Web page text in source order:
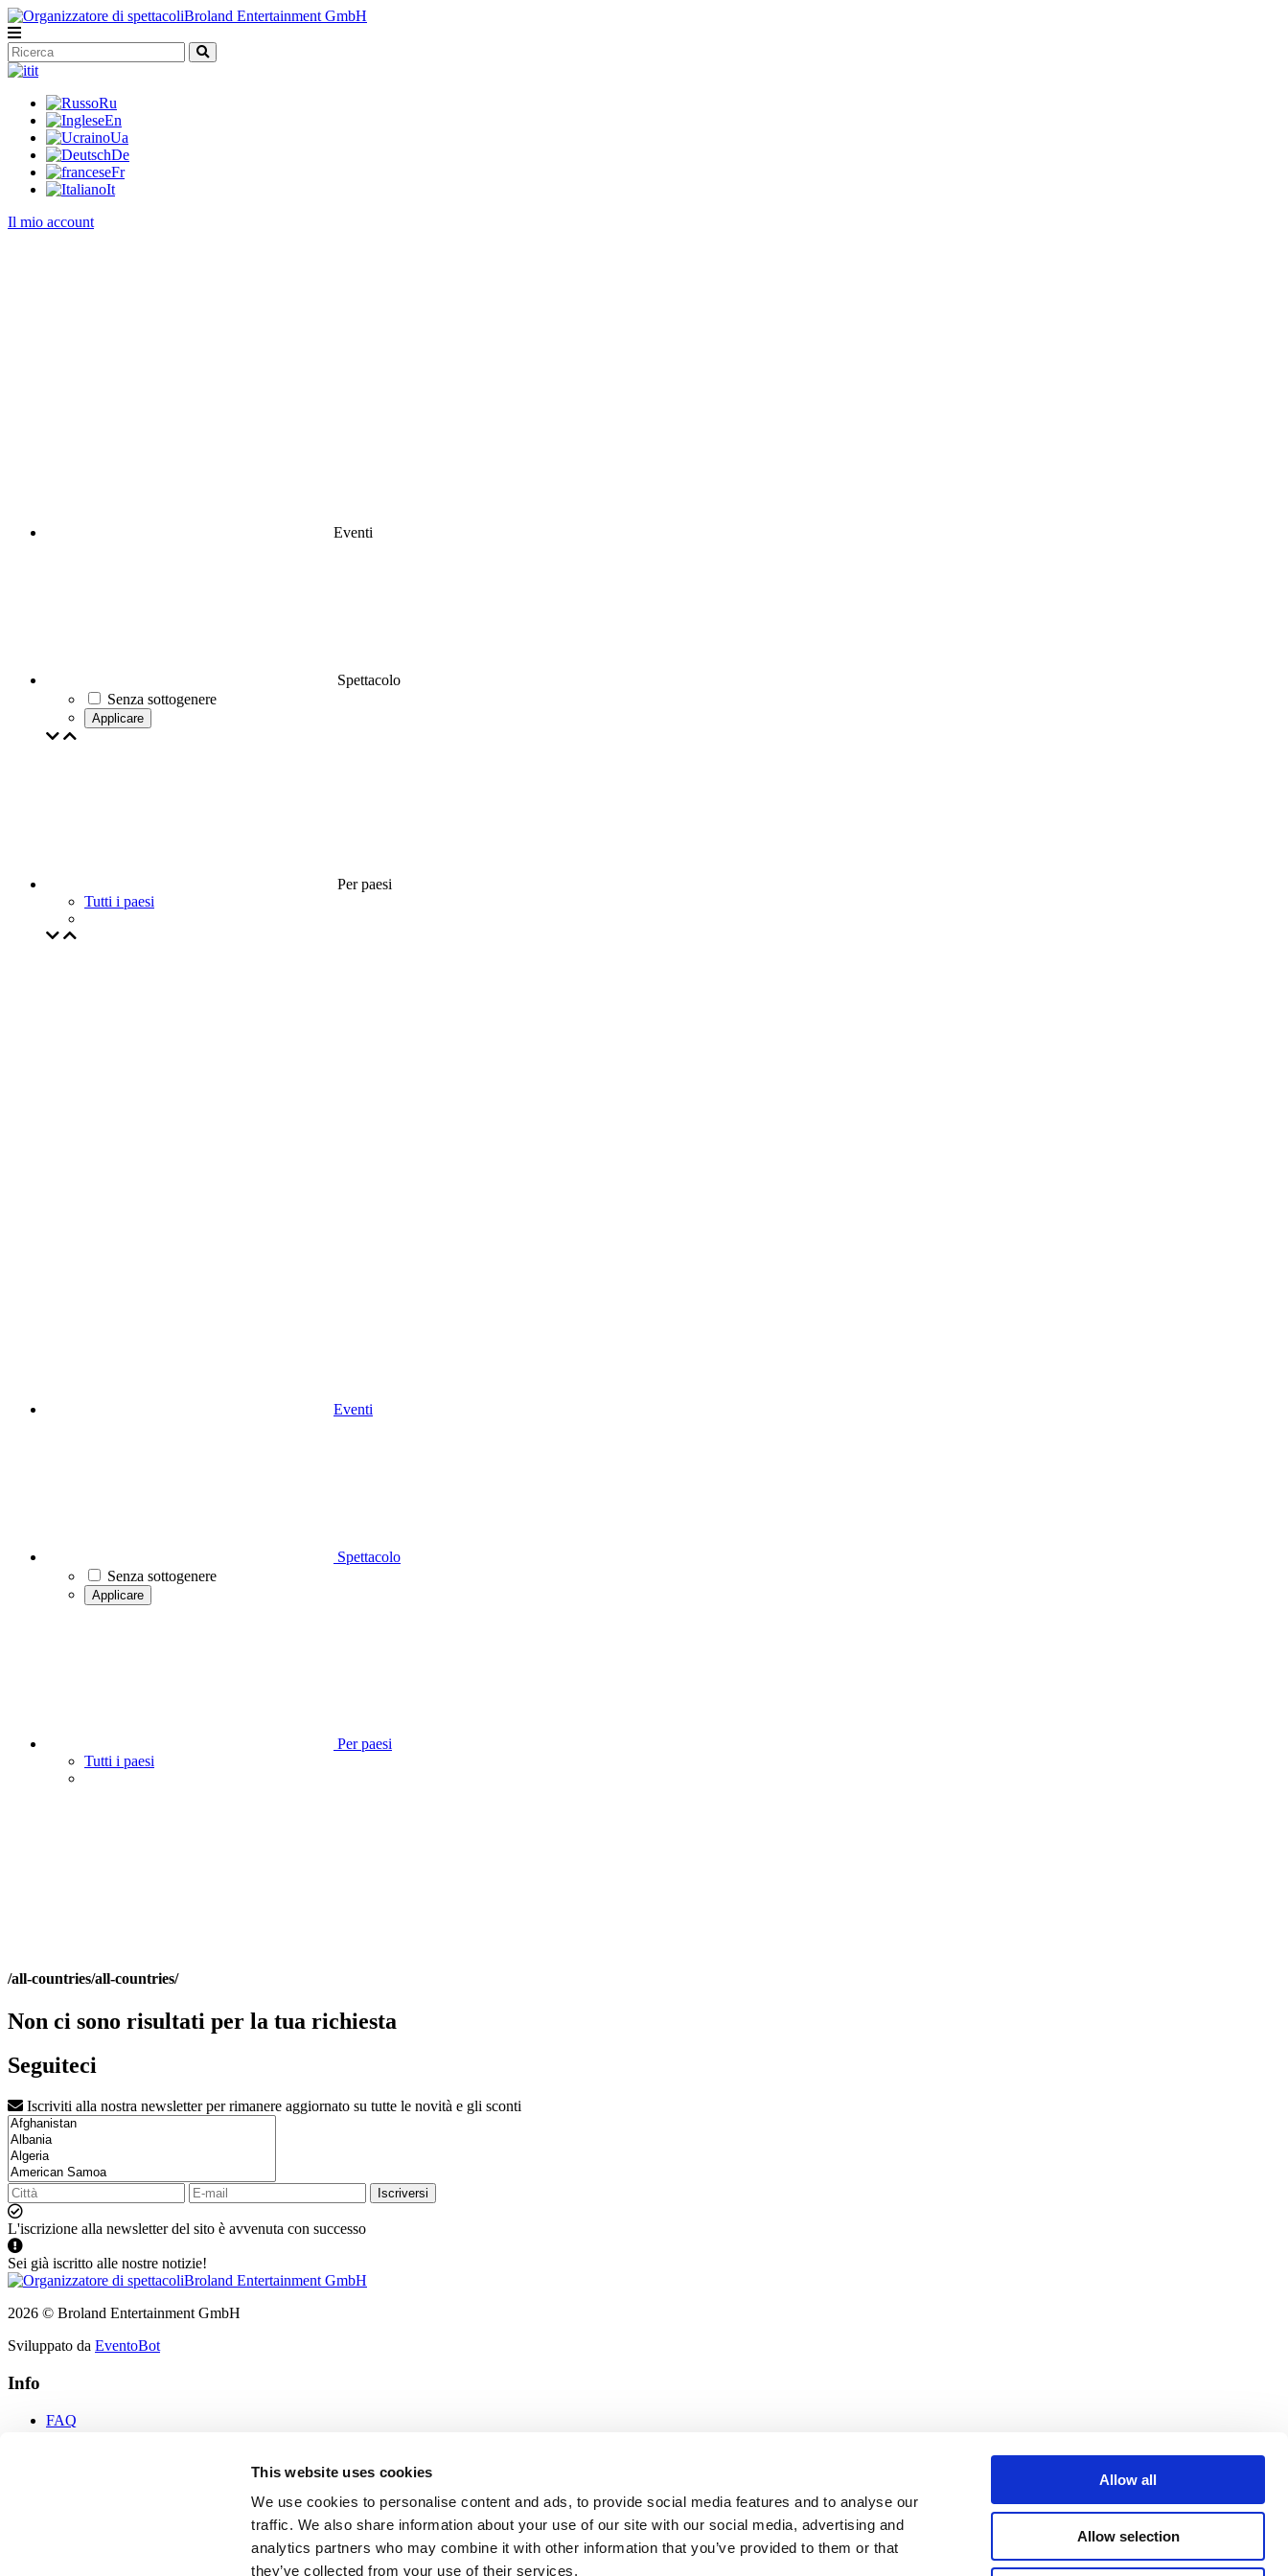
This website uses cookies
We use cookies to personalise content and ads, to provide social media features and to analyse our
traffic. We also share information about your use of our site with our social media, advertising and
analytics partners who may combine it with other information that you’ve provided to them or that
they’ve collected from your use of their services.
Allow all
Allow selection
it
Ru
En
Ua
De
Fr
It
Il mio account
Eventi
Spettacolo
Senza sottogenere
Applicare
Per paesi
Tutti i paesi
Eventi
Spettacolo
Senza sottogenere
Applicare
Per paesi
Tutti i paesi
/all-countries/all-countries/
Non ci sono risultati per la tua richiesta
Seguiteci
Iscriviti alla nostra newsletter per rimanere aggiornato su tutte le novità e gli sconti
Iscriversi
L'iscrizione alla newsletter del sito è avvenuta con successo
Sei già iscritto alle nostre notizie!
2026 © Broland Entertainment GmbH
Sviluppato da EventoBot
Info
FAQ